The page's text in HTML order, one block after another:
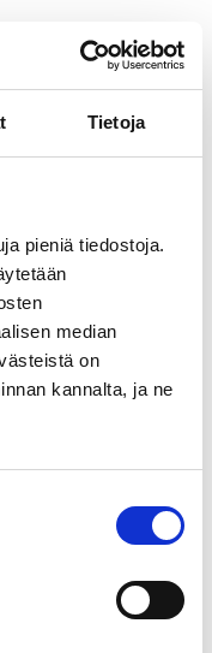
Tietoja
pieniä tiedostoja.
median
on
kannalta, ja ne